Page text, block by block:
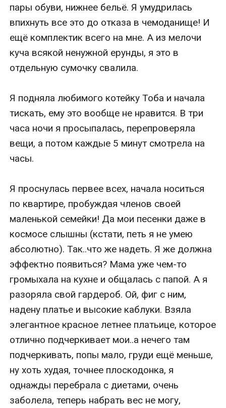
пары обуви, нижнее бельё. Я умудрилась
впихнуть все это до отказа в чемоданище! И
ещё комплектик всего на мне. А из мелочи
куча всякой ненужной ерунды, я это в
отдельную сумочку свалила.
Я подняла любимого котейку Тоба и начала
тискать, ему это вообще не нравится. В три
часа ночи я просыпалась, перепроверяла
вещи, а потом каждые 5 минут смотрела на
часы.
Я проснулась первее всех, начала носиться
по квартире, пробуждая членов своей
маленькой семейки! Да мои песенки даже в
космосе слышны (кстати, петь я не умею
абсолютно). Так..что же надеть. Я же должна
эффектно появиться? Мама уже чем-то
громыхала на кухне и общалась с папой. А я
разоряла свой гардероб. Ой, фиг с ним,
надену платье и высокие каблуки. Взяла
элегантное красное летнее платьице, которое
отлично подчеркивает мои..а нечего там
подчеркивать, попы мало, груди ещё меньше,
ну хоть худая, точнее плоскодонка, я
однажды перебрала с диетами, очень
заболела, теперь набрать вес не могу,